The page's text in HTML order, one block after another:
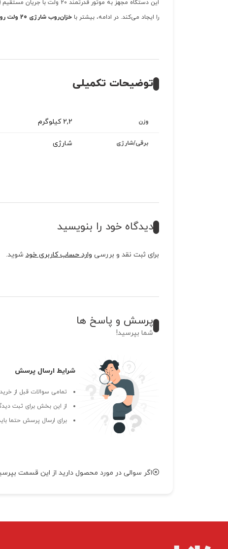
را ایجاد می‌کند. در ادامه، بیشتر باخزان‌روب شارژی 20 ولت رونیکس با مدل 8922
توضیحات تکمیلی
وزن 2,2 کیلوگرم
برقی/شارژی شارژی
دیدگاه خود را بنویسید
برای ثبت نقد و بررسی وارد حساب کاربری خودشوید.
پرسش و پاسخ ها
شما بپرسید!
شرایط ارسال پرسش
تمامی سوالات قبل از
از این بخش برای ثبت
برای ارسال پرسش حتما
اگر سوالی در مورد محصول دارید از این قسمت